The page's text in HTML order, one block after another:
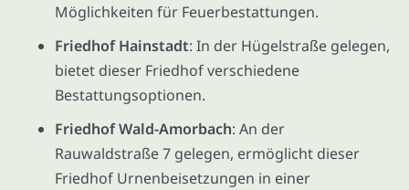
Möglichkeiten für Feuerbestattungen.
Friedhof Hainstadt: In der Hügelstraße gelegen,
bietet dieser Friedhof verschiedene
Bestattungsoptionen.
Friedhof Wald-Amorbach: An der
Rauwaldstraße 7 gelegen, ermöglicht dieser
Friedhof Urnenbeisetzungen in einer